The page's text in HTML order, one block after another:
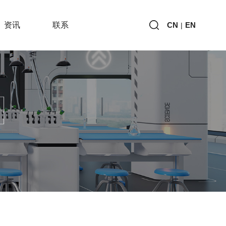
资讯 联系 CN | EN